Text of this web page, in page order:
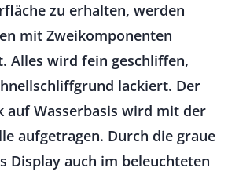
zu erhalten, werden
mit Zweikomponenten
Alles wird fein geschliffen,
lackiert. Der
auf Wasserbasis wird mit der
aufgetragen. Durch die graue
Display auch im beleuchteten